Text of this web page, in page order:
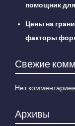
помощник
Цены на
факторы
Свежие
Нет
Архивы